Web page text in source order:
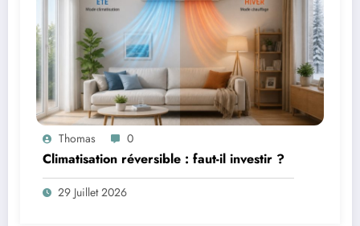
Thomas 0
Climatisation réversible : faut-il investir ?
29 Juillet 2026